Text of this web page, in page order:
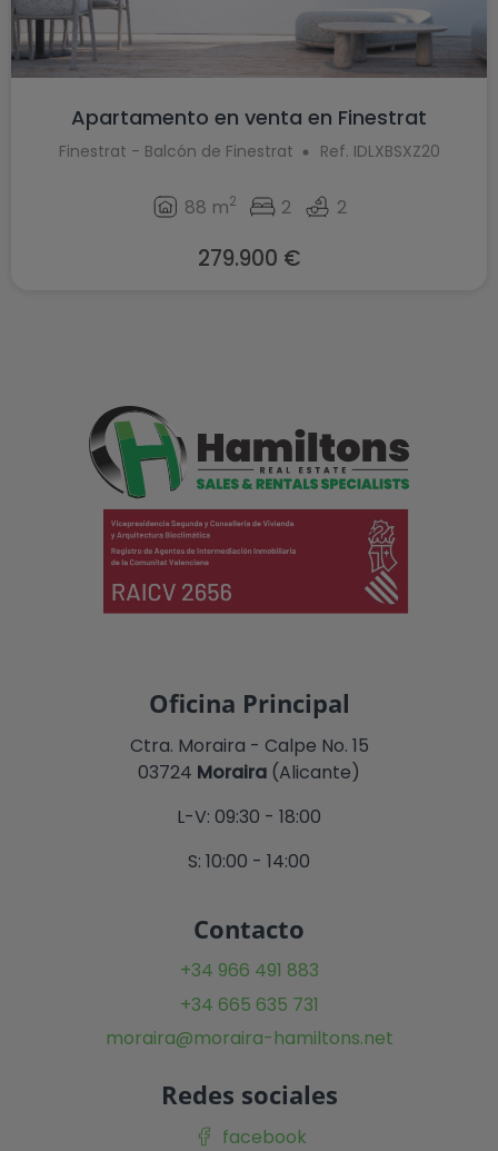
Apartamento en venta en Finestrat
Finestrat - Balcón de Finestrat Ref. IDLXBSXZ20
88 m2 2 2
279.900 €
Oficina Principal
Ctra. Moraira - Calpe No. 15
03724 Moraira (Alicante)
L-V: 09:30 - 18:00
S: 10:00 - 14:00
Contacto
+34 966 491 883
+34 665 635 731
moraira@moraira-hamiltons.net
Redes sociales
facebook